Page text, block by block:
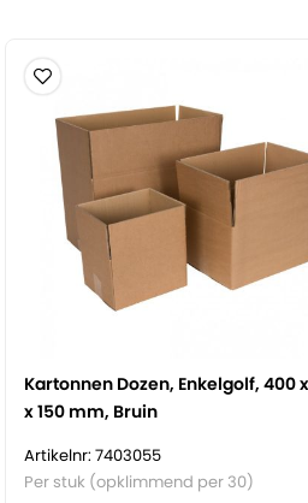
Kartonnen Dozen, Enkelgolf, 400
x 150 mm, Bruin
Artikelnr: 7403055
Per stuk (opklimmend per 30)